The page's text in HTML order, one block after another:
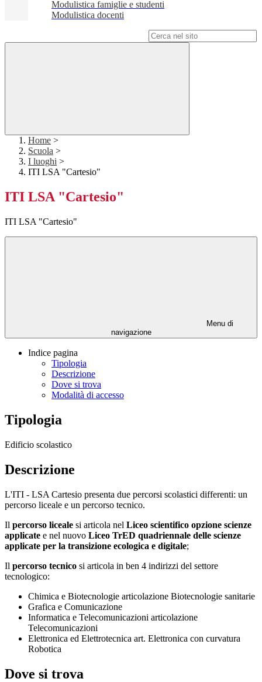
Modulistica famiglie e studenti
Modulistica docenti
Home >
Scuola >
I luoghi >
ITI LSA "Cartesio"
ITI LSA "Cartesio"
ITI LSA "Cartesio"
Menu di
navigazione
Indice pagina
Tipologia
Descrizione
Dove si trova
Modalità di accesso
Tipologia
Edificio scolastico
Descrizione
L'ITI - LSA Cartesio presenta due percorsi scolastici differenti: un
percorso liceale e un percorso tecnico.
Il percorso liceale si articola nel Liceo scientifico opzione scienze
applicate e nel nuovo Liceo TrED quadriennale delle scienze
applicate per la transizione ecologica e digitale;
Il percorso tecnico si articola in ben 4 indirizzi del settore
tecnologico:
Chimica e Biotecnologie articolazione Biotecnologie sanitarie
Grafica e Comunicazione
Informatica e Telecomunicazioni articolazione
Telecomunicazioni
Elettronica ed Elettrotecnica art. Elettronica con curvatura
Robotica
Dove si trova